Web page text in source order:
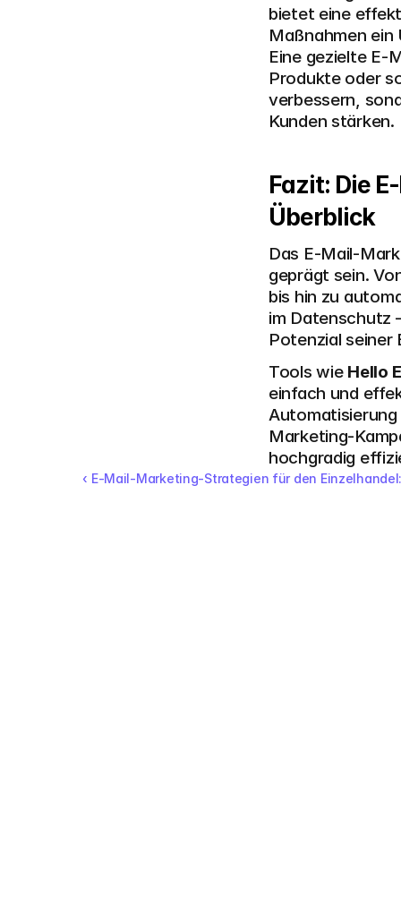
bietet eine
Maßnahmen
Eine gezielte E-
Produkte oder
verbessern,
Kunden stärken.
Fazit: Die
Überblick
Das E-Mail-
geprägt sein.
bis hin zu
im Datenschutz
Potenzial seiner
Tools wie Hello
einfach und
Marketing-
hochgradig
‹ E-Mail-Marketing-Strategien für den